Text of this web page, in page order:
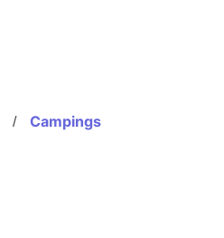
Campings